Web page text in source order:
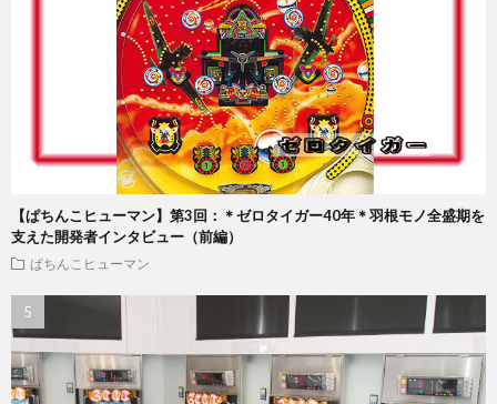
【ぱちんこヒューマン】第3回：＊ゼロタイガー40年＊羽根モノ全盛期を
支えた開発者インタビュー（前編）
ぱちんこヒューマン